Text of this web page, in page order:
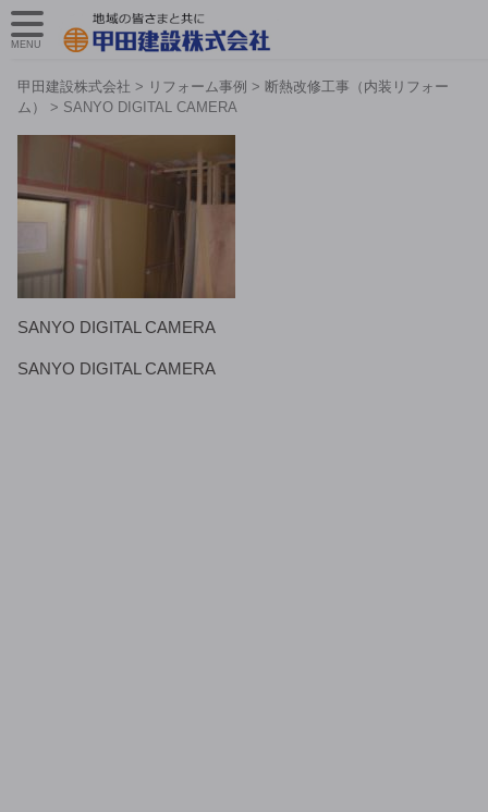
甲田建設株式会社 > リフォーム事例 > 断熱改修工事（内装リフォー
ム）
> SANYO DIGITAL CAMERA
SANYO DIGITAL CAMERA
SANYO DIGITAL CAMERA
MENU